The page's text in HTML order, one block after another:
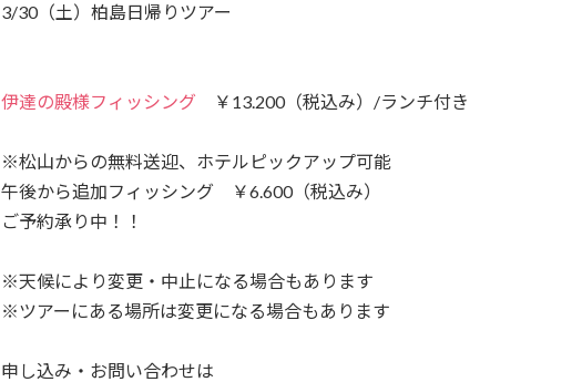
3/30（土）柏島日帰りツアー
伊達の殿様フィッシング ￥13.200（税込み）/ランチ付き
※松山からの無料送迎、ホテルピックアップ可能
午後から追加フィッシング ￥6.600（税込み）
ご予約承り中！！
※天候により変更・中止になる場合もあります
※ツアーにある場所は変更になる場合もあります
申し込み・お問い合わせは